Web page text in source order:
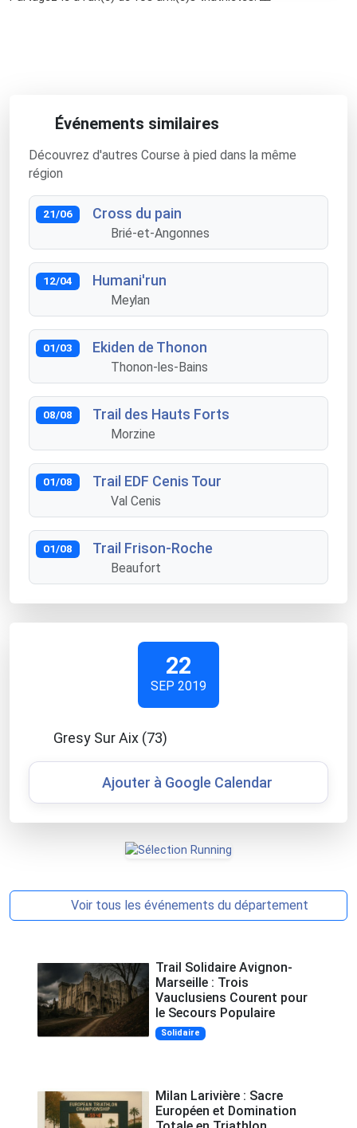
Événements similaires
Découvrez d'autres Course à pied dans la même
région
21/06 Cross du pain
Brié-et-Angonnes
12/04 Humani'run
Meylan
01/03 Ekiden de Thonon
Thonon-les-Bains
08/08 Trail des Hauts Forts
Morzine
01/08 Trail EDF Cenis Tour
Val Cenis
01/08 Trail Frison-Roche
Beaufort
22
SEP 2019
Gresy Sur Aix (73)
Ajouter à Google Calendar
Voir tous les événements du département
Trail Solidaire Avignon-
Marseille : Trois
Vauclusiens Courent pour
le Secours Populaire
Solidaire
Milan Larivière : Sacre
Européen et Domination